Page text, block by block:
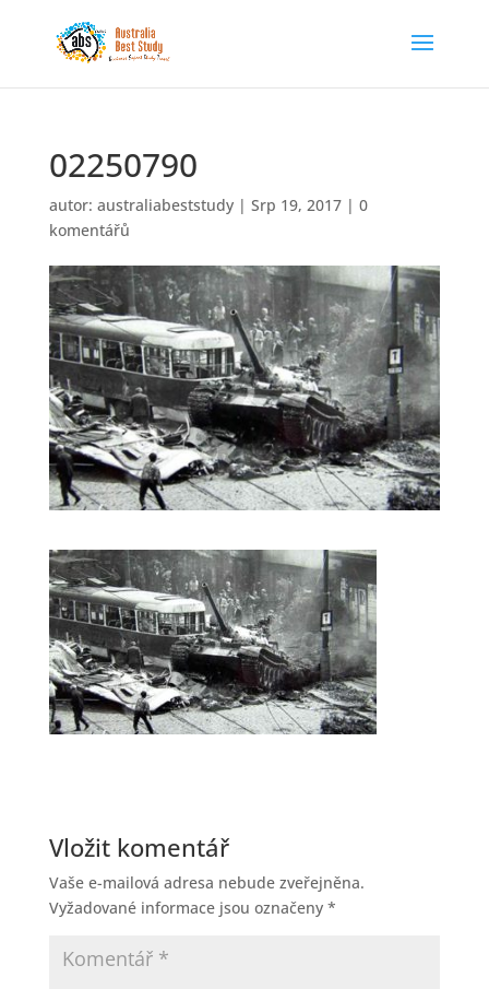
02250790
autor: australiabeststudy| Srp 19, 2017| 0
komentářů
Vložit komentář
Vaše e-mailová adresa nebude zveřejněna.
Vyžadované informace jsou označeny *